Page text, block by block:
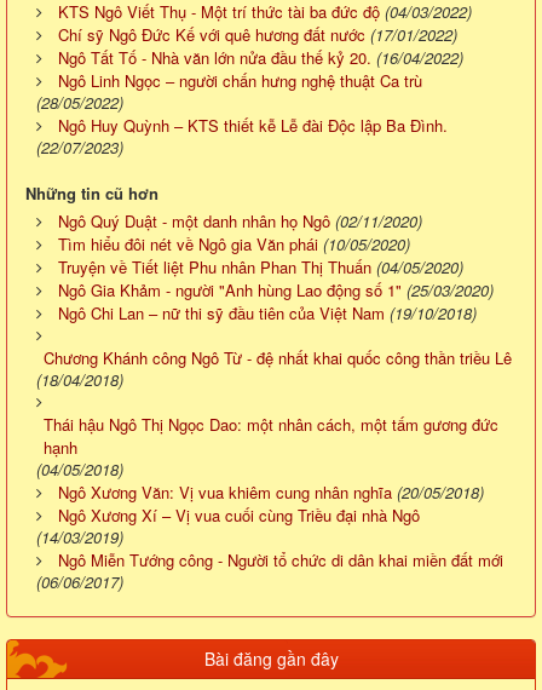
KTS Ngô Viết Thụ - Một trí thức tài ba đức độ (04/03/2022)
Chí sỹ Ngô Đức Kế với quê hương đất nước (17/01/2022)
Ngô Tất Tố - Nhà văn lớn nửa đầu thế kỷ 20. (16/04/2022)
Ngô Linh Ngọc – người chấn hưng nghệ thuật Ca trù
(28/05/2022)
Ngô Huy Quỳnh – KTS thiết kễ Lễ đài Độc lập Ba Đình.
(22/07/2023)
Những tin cũ hơn
Ngô Quý Duật - một danh nhân họ Ngô (02/11/2020)
Tìm hiểu đôi nét về Ngô gia Văn phái (10/05/2020)
Truyện về Tiết liệt Phu nhân Phan Thị Thuấn (04/05/2020)
Ngô Gia Khảm - người "Anh hùng Lao động số 1" (25/03/2020)
Ngô Chi Lan – nữ thi sỹ đầu tiên của Việt Nam (19/10/2018)
Chương Khánh công Ngô Từ - đệ nhất khai quốc công thần triều Lê
(18/04/2018)
Thái hậu Ngô Thị Ngọc Dao: một nhân cách, một tấm gương đức
hạnh
(04/05/2018)
Ngô Xương Văn: Vị vua khiêm cung nhân nghĩa (20/05/2018)
Ngô Xương Xí – Vị vua cuối cùng Triều đại nhà Ngô
(14/03/2019)
Ngô Miễn Tướng công - Người tổ chức di dân khai miền đất mới
(06/06/2017)
Bài đăng gần đây